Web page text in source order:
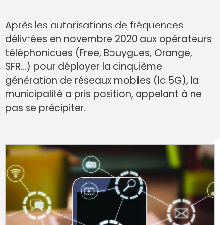
Après les autorisations de fréquences
délivrées en novembre 2020 aux opérateurs
téléphoniques (Free, Bouygues, Orange,
SFR…) pour déployer la cinquième
génération de réseaux mobiles (la 5G), la
municipalité a pris position, appelant à ne
pas se précipiter.